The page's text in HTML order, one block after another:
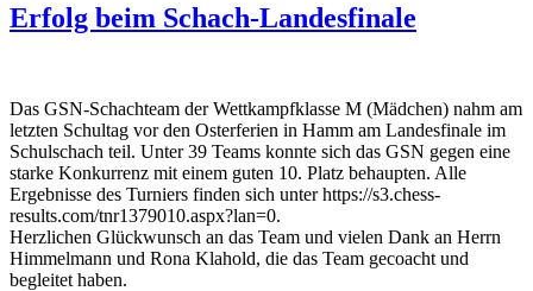
Erfolg beim Schach-Landesfinale
Das GSN-Schachteam der Wettkampfklasse M (Mädchen) nahm am
letzten Schultag vor den Osterferien in Hamm am Landesfinale im
Schulschach teil. Unter 39 Teams konnte sich das GSN gegen eine
starke Konkurrenz mit einem guten 10. Platz behaupten. Alle
Ergebnisse des Turniers finden sich unter https://s3.chess-
results.com/tnr1379010.aspx?lan=0.
Herzlichen Glückwunsch an das Team und vielen Dank an Herrn
Himmelmann und Rona Klahold, die das Team gecoacht und
begleitet haben.